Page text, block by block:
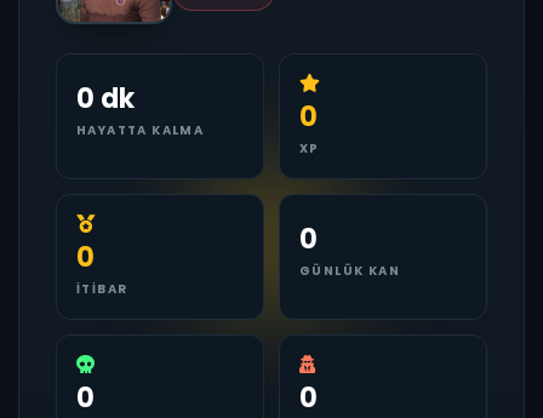
0 dk
HAYATTA KALMA 0
XP
0
İTIBAR
0
GÜNLÜK KAN
0 0